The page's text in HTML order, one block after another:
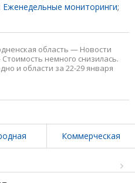
Еженедельные мониторинги;
область — Новости
Стоимость немного снизилась.
и области за 22-29 января
Коммерческая